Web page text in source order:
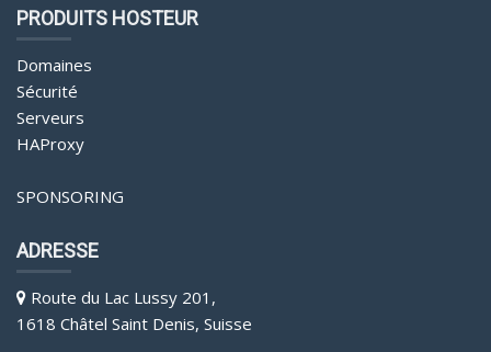
PRODUITS HOSTEUR
Domaines
Sécurité
Serveurs
HAProxy
SPONSORING
ADRESSE
Route du Lac Lussy 201,
1618 Châtel Saint Denis, Suisse